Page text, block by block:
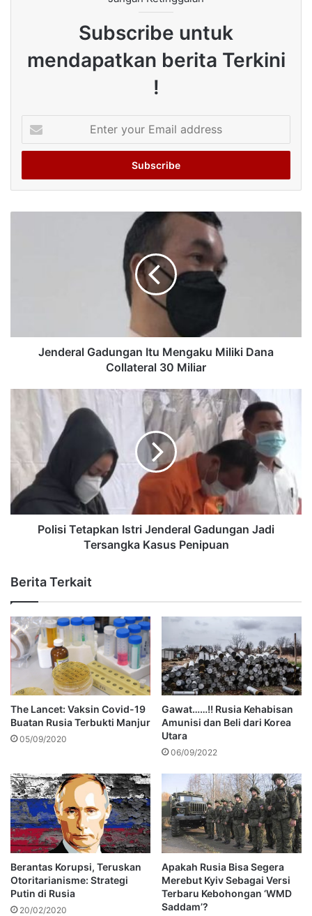
Subscribe untuk
mendapatkan berita Terkini
!
your
Email
Jenderal Gadungan Itu Mengaku Miliki Dana
Collateral 30 Miliar
Polisi Tetapkan Istri Jenderal Gadungan Jadi
Tersangka Kasus Penipuan
Berita Terkait
The Lancet: Vaksin Covid-19
Buatan Rusia Terbukti Manjur
05/09/2020
Gawat……!! Rusia Kehabisan
Amunisi dan Beli dari Korea
Utara
06/09/2022
Berantas Korupsi, Teruskan
Otoritarianisme: Strategi
Putin di Rusia
20/02/2020
Apakah Rusia Bisa Segera
Merebut Kyiv Sebagai Versi
Terbaru Kebohongan ‘WMD
Saddam’?